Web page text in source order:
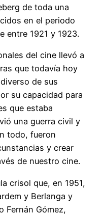
de toda una
en el periodo
entre 1921 y 1923.
del cine llevó a
que todavía hoy
de sus
su capacidad para
que estaba
una guerra civil y
todo, fueron
y crear
de nuestro cine.
crisol que, en 1951,
y Berlanga y
Fernán Gómez,